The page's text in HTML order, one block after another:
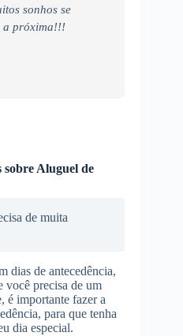
sonhos se
a próxima!!!
sobre Aluguel de
de muita
dias de antecedência,
você precisa de um
é importante fazer a
para que tenha
dia especial.